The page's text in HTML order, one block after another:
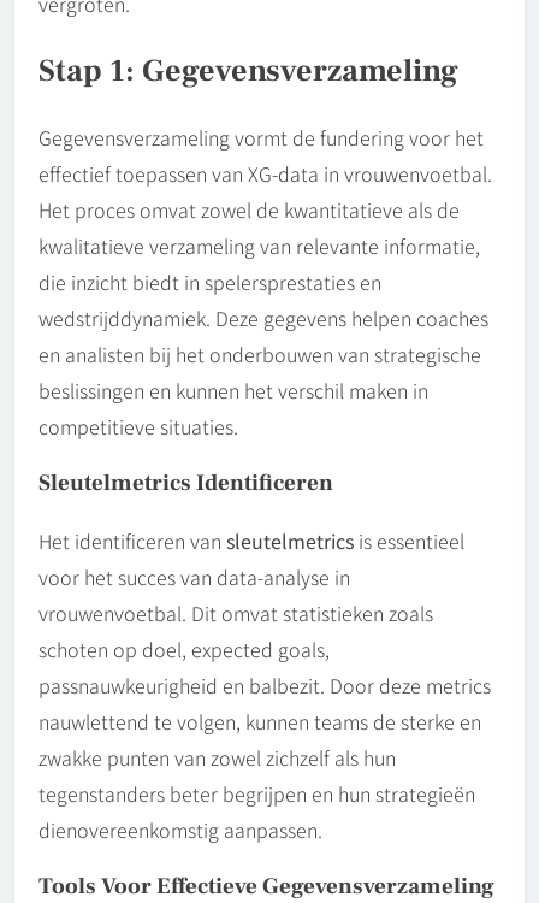
Stap 1: Gegevensverzameling
Gegevensverzameling vormt de fundering voor het
effectief toepassen van XG-data in vrouwenvoetbal.
Het proces omvat zowel de kwantitatieve als de
kwalitatieve verzameling van relevante informatie,
die inzicht biedt in spelersprestaties en
wedstrijddynamiek. Deze gegevens helpen coaches
en analisten bij het onderbouwen van strategische
beslissingen en kunnen het verschil maken in
competitieve situaties.
Sleutelmetrics Identificeren
Het identificeren van sleutelmetrics is essentieel
voor het succes van data-analyse in
vrouwenvoetbal. Dit omvat statistieken zoals
schoten op doel, expected goals,
passnauwkeurigheid en balbezit. Door deze metrics
nauwlettend te volgen, kunnen teams de sterke en
zwakke punten van zowel zichzelf als hun
tegenstanders beter begrijpen en hun strategieën
dienovereenkomstig aanpassen.
Tools Voor Effectieve Gegevensverzameling